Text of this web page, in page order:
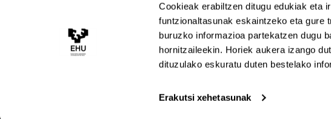
Cookieak erabiltzen ditugu edukiak eta
funtzionaltasunak eskaintzeko eta gure
buruzko informazioa partekatzen dugu
hornitzaileekin. Horiek aukera izango
dituzulako eskuratu duten bestelako
Erakutsi xehetasunak
Egoitza